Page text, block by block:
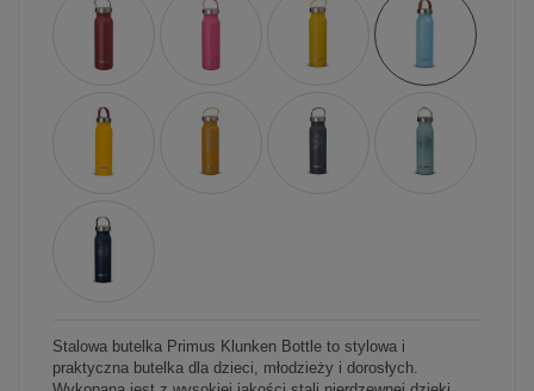
Stalowa butelka Primus Klunken Bottle to stylowa i
praktyczna butelka dla dzieci, młodzieży i dorosłych.